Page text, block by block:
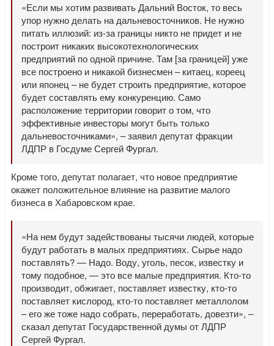
«Если мы хотим развивать Дальний Восток, то весь
упор нужно делать на дальневосточников. Не нужно
питать иллюзий: из-за границы никто не придет и не
построит никаких высокотехнологических
предприятий по одной причине. Там [за границей] уже
все построено и никакой бизнесмен – китаец, кореец
или японец – не будет строить предприятие, которое
будет составлять ему конкуренцию. Само
расположение территории говорит о том, что
эффективные инвесторы могут быть только
дальневосточниками», – заявил депутат фракции
ЛДПР в Госдуме Сергей Фургал.
Кроме того, депутат полагает, что новое предприятие
окажет положительное влияние на развитие малого
бизнеса в Хабаровском крае.
«На нем будут задействованы тысячи людей, которые
будут работать в малых предприятиях. Сырье надо
поставлять? — Надо. Воду, уголь, песок, известку и
тому подобное, — это все малые предприятия. Кто-то
производит, обжигает, поставляет известку, кто-то
поставляет кислород, кто-то поставляет металлолом
– его же тоже надо собрать, переработать, довезти», –
сказал депутат Государственной думы от ЛДПР
Сергей Фургал.